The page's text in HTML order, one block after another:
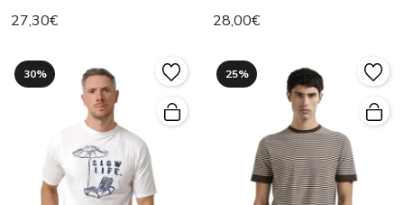
27,30€ 28,00€
30% 25%